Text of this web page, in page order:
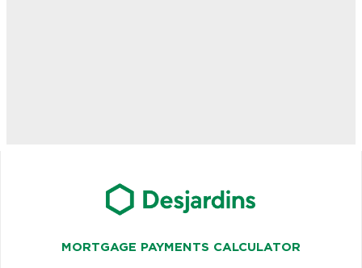
MORTGAGE PAYMENTS CALCULATOR